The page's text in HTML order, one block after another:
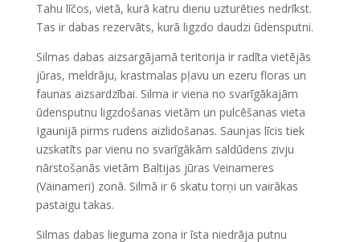
Tahu līčos, vietā, kurā katru dienu uzturēties nedrīkst.
Tas ir dabas rezervāts, kurā ligzdo daudzi ūdensputni.
Silmas dabas aizsargājamā teritorija ir radīta vietējās
jūras, meldrāju, krastmalas pļavu un ezeru floras un
faunas aizsardzībai. Silma ir viena no svarīgākajām
ūdensputnu ligzdošanas vietām un pulcēšanas vieta
Igaunijā pirms rudens aizlidošanas. Saunjas līcis tiek
uzskatīts par vienu no svarīgākām saldūdens zivju
nārstošanās vietām Baltijas jūras Veinameres
(Väinameri) zonā. Silmā ir 6 skatu torņi un vairākas
pastaigu takas.
Silmas dabas lieguma zona ir īsta niedrāja putnu